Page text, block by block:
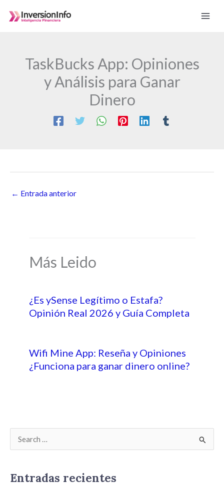
TaskBucks App: Opiniones
y Análisis para Ganar
Dinero
← Entrada anterior
Más Leido
¿Es ySense Legítimo o Estafa?
Opinión Real 2026 y Guía Completa
Wifi Mine App: Reseña y Opiniones
¿Funciona para ganar dinero online?
Entradas recientes